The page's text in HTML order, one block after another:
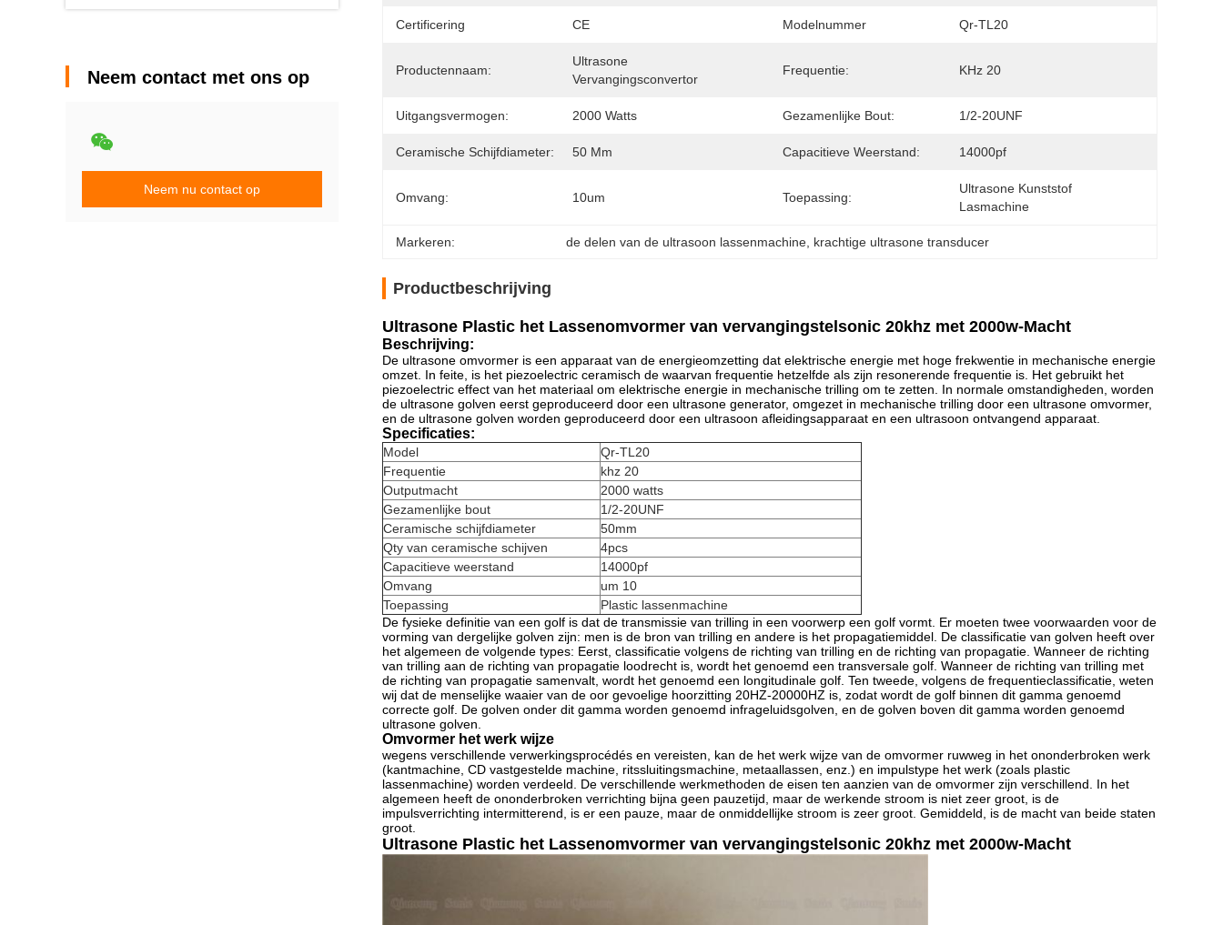
Neem contact met ons op
Neem nu contact op
Certificering CE Modelnummer Qr-TL20
Productennaam:
Ultrasone
Vervangingsconvertor
Frequentie: KHz 20
Uitgangsvermogen: 2000 Watts Gezamenlijke Bout: 1/2-20UNF
Ceramische Schijfdiameter: 50 Mm Capacitieve Weerstand: 14000pf
Omvang: 10um Toepassing:
Ultrasone Kunststof
Lasmachine
Markeren: de delen van de ultrasoon lassenmachine krachtige ultrasone transducer
Productbeschrijving
Ultrasone Plastic het Lassenomvormer van vervangingstelsonic 20khz met 2000w-Macht
Beschrijving:
De ultrasone omvormer is een apparaat van de energieomzetting dat elektrische energie met hoge frekwentie in mechanische energie
omzet. In feite, is het piezoelectric ceramisch de waarvan frequentie hetzelfde als zijn resonerende frequentie is. Het gebruikt het
piezoelectric effect van het materiaal om elektrische energie in mechanische trilling om te zetten. In normale omstandigheden, worden
de ultrasone golven eerst geproduceerd door een ultrasone generator, omgezet in mechanische trilling door een ultrasone omvormer,
en de ultrasone golven worden geproduceerd door een ultrasoon afleidingsapparaat en een ultrasoon ontvangend apparaat.
Specificaties:
Model
Qr-TL20
Frequentie
khz 20
Outputmacht
2000 watts
Gezamenlijke bout
1/2-20UNF
Ceramische schijfdiameter
50mm
Qty van ceramische schijven
4pcs
Capacitieve weerstand
14000pf
Omvang
um 10
Toepassing
Plastic lassenmachine
De fysieke definitie van een golf is dat de transmissie van trilling in een voorwerp een golf vormt. Er moeten twee voorwaarden voor de
vorming van dergelijke golven zijn: men is de bron van trilling en andere is het propagatiemiddel. De classificatie van golven heeft over
het algemeen de volgende types: Eerst, classificatie volgens de richting van trilling en de richting van propagatie. Wanneer de richting
van trilling aan de richting van propagatie loodrecht is, wordt het genoemd een transversale golf. Wanneer de richting van trilling met
de richting van propagatie samenvalt, wordt het genoemd een longitudinale golf. Ten tweede, volgens de frequentieclassificatie, weten
wij dat de menselijke waaier van de oor gevoelige hoorzitting 20HZ-20000HZ is, zodat wordt de golf binnen dit gamma genoemd
correcte golf. De golven onder dit gamma worden genoemd infrageluidsgolven, en de golven boven dit gamma worden genoemd
ultrasone golven.
Omvormer het werk wijze
wegens verschillende verwerkingsprocédés en vereisten, kan de het werk wijze van de omvormer ruwweg in het ononderbroken werk
(kantmachine, CD vastgestelde machine, ritssluitingsmachine, metaallassen, enz.) en impulstype het werk (zoals plastic
lassenmachine) worden verdeeld. De verschillende werkmethoden de eisen ten aanzien van de omvormer zijn verschillend. In het
algemeen heeft de ononderbroken verrichting bijna geen pauzetijd, maar de werkende stroom is niet zeer groot, is de
impulsverrichting intermitterend, is er een pauze, maar de onmiddellijke stroom is zeer groot. Gemiddeld, is de macht van beide staten
groot.
Ultrasone Plastic het Lassenomvormer van vervangingstelsonic 20khz met 2000w-Macht